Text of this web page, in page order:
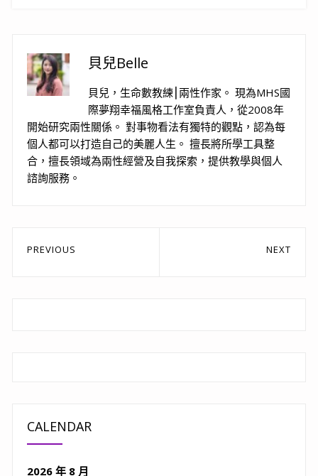
貝兒Belle
貝兒，生命數教練⎮兩性作家。 現為MHS國
際夢翔幸福風格工作室負責人，從2008年
開始研究兩性關係。 對事物看法有獨特的觀點，認為每
個人都可以打造自己的美麗人生。 擅長將所學工具整
合，擅長領域為兩性經營及自我探索，提供教學與個人
諮詢服務。
文
PREVIOUS NEXT
CALENDAR
2026 年 8 月